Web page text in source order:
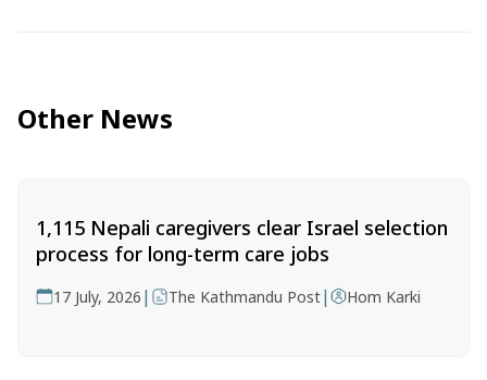
Other News
1,115 Nepali caregivers clear Israel selection
process for long-term care jobs
17 July, 2026 | The Kathmandu Post| Hom Karki